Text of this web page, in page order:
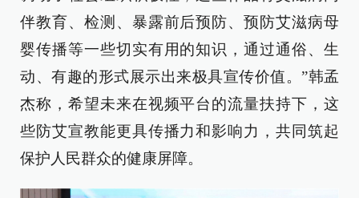
伴教育、检测、暴露前后预防、预防艾滋病母
婴传播等一些切实有用的知识，通过通俗、生
动、有趣的形式展示出来极具宣传价值。”韩孟
杰称，希望未来在视频平台的流量扶持下，这
些防艾宣教能更具传播力和影响力，共同筑起
保护人民群众的健康屏障。